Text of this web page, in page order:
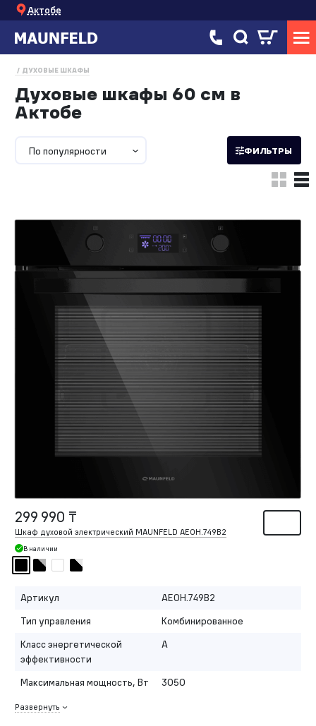
Актобе
ДУХОВЫЕ ШКАФЫ
Духовые шкафы 60 см в
Актобе
По популярности ФИЛЬТРЫ
299 990 ₸
Шкаф духовой электрический MAUNFELD AEOH.749B2
В наличии
Артикул
AEOH.749B2
Тип управления
Комбинированное
Класс энергетической
эффективности
A
Максимальная мощность, Вт 3050
Развернуть